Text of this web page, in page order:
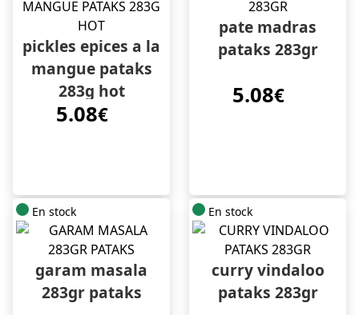
pickles epices a la
mangue pataks
283g hot
5.08€
pate madras
pataks 283gr
5.08€
En stock
garam masala
283gr pataks
En stock
curry vindaloo
pataks 283gr